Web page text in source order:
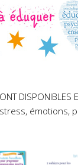
DISPONIBLES
émotions,